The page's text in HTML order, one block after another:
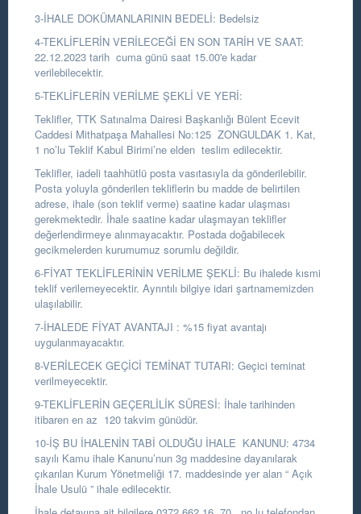
3-İHALE DOKÜMANLARININ BEDELİ: Bedelsiz
4-TEKLİFLERİN VERİLECEĞİ EN SON TARİH VE SAAT:
22.12.2023 tarih cuma günü saat 15.00'e kadar
verilebilecektir.
5-TEKLİFLERİN VERİLME ŞEKLİ VE YERİ:
Teklifler, TTK Satınalma Dairesi Başkanlığı Bülent Ecevit
Caddesi Mithatpaşa Mahallesi No:125 ZONGULDAK 1. Kat,
1 no’lu Teklif Kabul Birimi’ne elden teslim edilecektir.
Teklifler, iadeli taahhütlü posta vasıtasıyla da gönderilebilir.
Posta yoluyla gönderilen tekliflerin bu madde de belirtilen
adrese, ihale (son teklif verme) saatine kadar ulaşması
gerekmektedir. İhale saatine kadar ulaşmayan teklifler
değerlendirmeye alınmayacaktır. Postada doğabilecek
gecikmelerden kurumumuz sorumlu değildir.
6-FİYAT TEKLİFLERİNİN VERİLME ŞEKLİ: Bu ihalede kısmi
teklif verilemeyecektir. Ayrıntılı bilgiye idari şartnamemizden
ulaşılabilir.
7-İHALEDE FİYAT AVANTAJI : %15 fiyat avantajı
uygulanmayacaktır.
8-VERİLECEK GEÇİCİ TEMİNAT TUTARI: Geçici teminat
verilmeyecektir.
9-TEKLİFLERİN GEÇERLİLİK SÜRESİ: İhale tarihinden
itibaren en az 120 takvim günüdür.
10-İŞ BU İHALENİN TABİ OLDUĞU İHALE KANUNU: 4734
sayılı Kamu ihale Kanunu’nun 3g maddesine dayanılarak
çıkarılan Kurum Yönetmeliği 17. maddesinde yer alan “ Açık
İhale Usulü ” ihale edilecektir.